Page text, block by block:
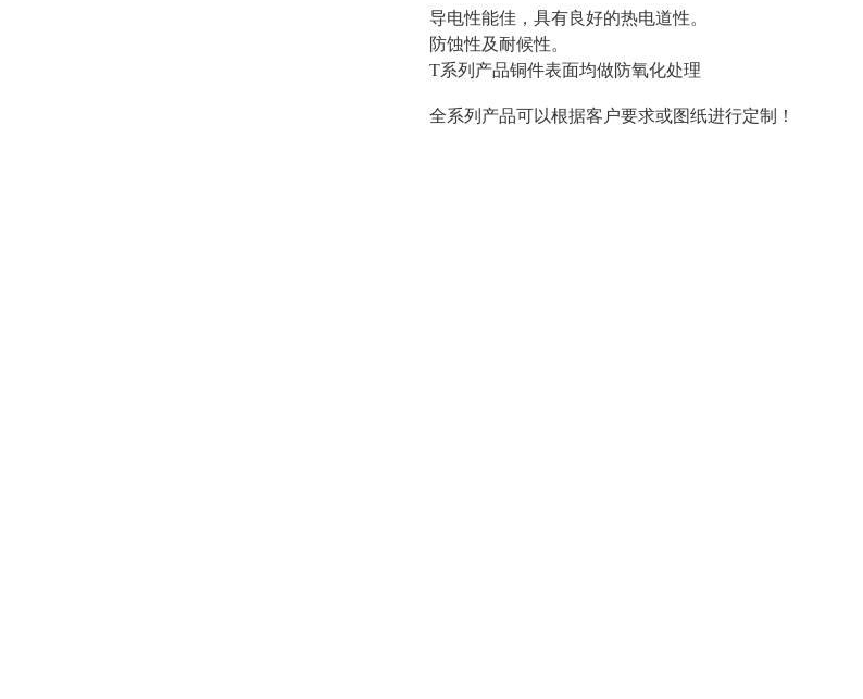
导电性能佳，具有良好的热电道性。
防蚀性及耐候性。
T系列产品铜件表面均做防氧化处理
全系列产品可以根据客户要求或图纸进行定制！